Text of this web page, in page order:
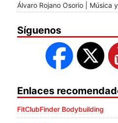
Álvaro Rojano Osorio | Música
Síguenos
Enlaces
FitClubFinder Bodybuilding